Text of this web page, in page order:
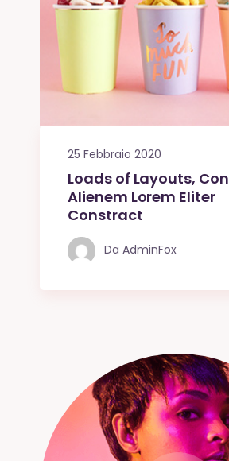
25 Febbraio 2020
Loads of Layouts,
Alienem Lorem Eliter
Constract
Da AdminFox